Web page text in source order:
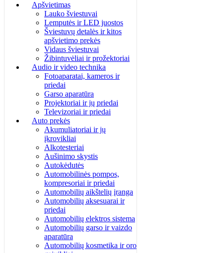
Apšvietimas
Lauko šviestuvai
Lemputės ir LED juostos
Šviestuvų detalės ir kitos
apšvietimo prekės
Vidaus šviestuvai
Žibintuvėliai ir prožektoriai
Audio ir video technika
Fotoaparatai, kameros ir
priedai
Garso aparatūra
Projektoriai ir jų priedai
Televizoriai ir priedai
Auto prekės
Akumuliatoriai ir jų
įkrovikliai
Alkotesteriai
Aušinimo skystis
Autokėdutės
Automobilinės pompos,
kompresoriai ir priedai
Automobilių aikštelių įranga
Automobilių aksesuarai ir
priedai
Automobilių elektros sistema
Automobilių garso ir vaizdo
aparatūra
Automobilių kosmetika ir oro